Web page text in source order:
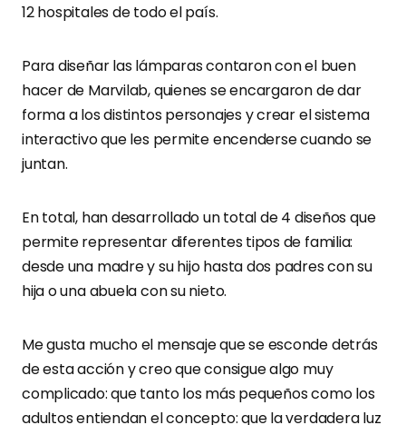
12 hospitales de todo el país.
Para diseñar las lámparas contaron con el buen
hacer de Marvilab, quienes se encargaron de dar
forma a los distintos personajes y crear el sistema
interactivo que les permite encenderse cuando se
juntan.
En total, han desarrollado un total de 4 diseños que
permite representar diferentes tipos de familia:
desde una madre y su hijo hasta dos padres con su
hija o una abuela con su nieto.
Me gusta mucho el mensaje que se esconde detrás
de esta acción y creo que consigue algo muy
complicado: que tanto los más pequeños como los
adultos entiendan el concepto: que la verdadera luz